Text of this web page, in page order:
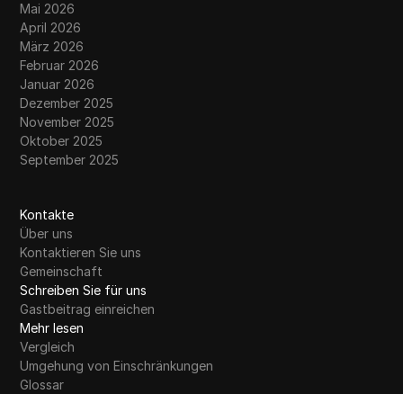
Mai 2026
April 2026
März 2026
Februar 2026
Januar 2026
Dezember 2025
November 2025
Oktober 2025
September 2025
Kontakte
Über uns
Kontaktieren Sie uns
Gemeinschaft
Schreiben Sie für uns
Gastbeitrag einreichen
Mehr lesen
Vergleich
Umgehung von Einschränkungen
Glossar